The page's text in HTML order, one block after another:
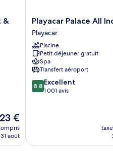
(Garden
View)
mobilité
réduite,
fumeurs
(Garden
View)
&
€
août
Playacar
Palace
All
Inclusive
Playacar
Playacar Palace All
Playacar
Piscine
Petit déjeuner gratuit
Spa
Transfert aéroport
8.8
sur
8,8 Excellent
1 001 avis